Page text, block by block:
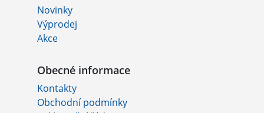
Novinky
Výprodej
Akce
Obecné informace
Kontakty
Obchodní podmínky